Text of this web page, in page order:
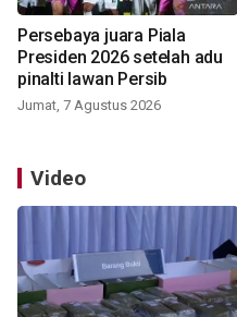
Persebaya juara Piala
Presiden 2026 setelah adu
pinalti lawan Persib
Jumat, 7 Agustus 2026
Video